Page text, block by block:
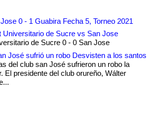
0 - 1 Guabira Fecha 5, Torneo 2021
Universitario de Sucre vs San Jose
de Sucre 0 - 0 San Jose
José sufrió un robo Desvisten a los santos
del club san José sufrieron un robo la
El presidente del club orureño, Wálter